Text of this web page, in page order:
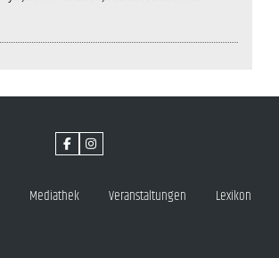
Mediathek Veranstaltungen Lexikon